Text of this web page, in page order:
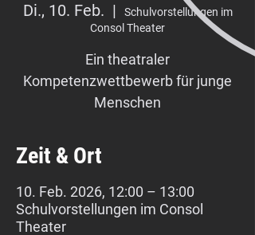
Di., 10. Feb.
  |
Schulvorstellungen im
Consol Theater
Ein theatraler
Kompetenzwettbewerb für junge
Menschen
Zeit & Ort
10. Feb. 2026, 12:00 – 13:00
Schulvorstellungen im Consol
Theater